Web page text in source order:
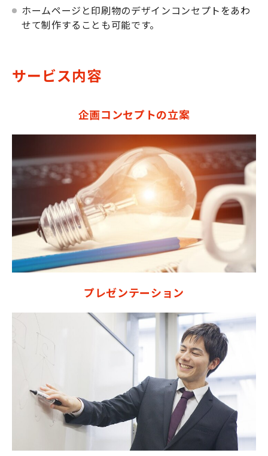
ホームページと印刷物のデザインコンセプトをあわ
せて制作することも可能です。
サービス内容
企画コンセプトの立案
プレゼンテーション